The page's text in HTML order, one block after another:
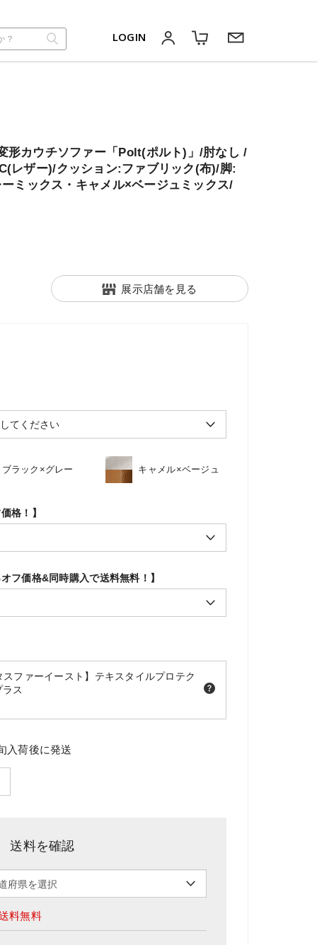
LOGIN
形カウチソファー「Polt(ポルト)」/肘なし /
レザー)/クッション:ファブリック(布)/脚:
ミックス・キャメル×ベージュミックス/
展示店舗を見る
ブラック×グレー キャメル×ベージュ
格！】
フ価格&同時購入で送料無料！】
スファーイースト】テキスタイルプロテク
ラス
入荷後に発送
送料を確認
料無料